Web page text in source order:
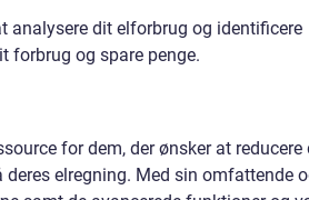
analysere dit elforbrug og identificere
forbrug og spare penge.
for dem, der ønsker at reducere
elregning. Med sin omfattende